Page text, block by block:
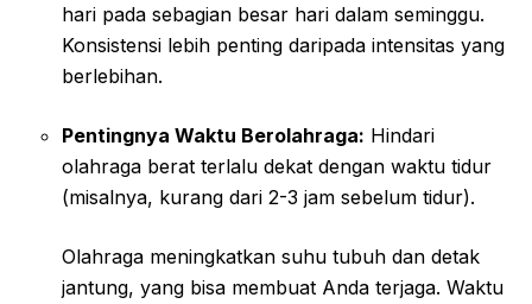
hari pada sebagian besar hari dalam seminggu.
Konsistensi lebih penting daripada intensitas yang
berlebihan.
Pentingnya Waktu Berolahraga: Hindari
olahraga berat terlalu dekat dengan waktu tidur
(misalnya, kurang dari 2-3 jam sebelum tidur).
Olahraga meningkatkan suhu tubuh dan detak
jantung, yang bisa membuat Anda terjaga. Waktu